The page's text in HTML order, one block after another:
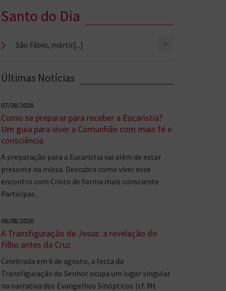
Santo do Dia
São Fábio, mártir[...]
Últimas Notícias
07/08/2026
Como se preparar para receber a Eucaristia?
Um guia para viver a Comunhão com mais fé e
consciência
A preparação para a Eucaristia vai além de estar
presente na missa. Descubra como viver esse
encontro com Cristo de forma mais consciente
Participar...
06/08/2026
A Transfiguração de Jesus: a revelação do
Filho antes da Cruz
Celebrada em 6 de agosto, a festa da
Transfiguração do Senhor ocupa um lugar singular
na narrativa dos Evangelhos Sinópticos (cf. Mt